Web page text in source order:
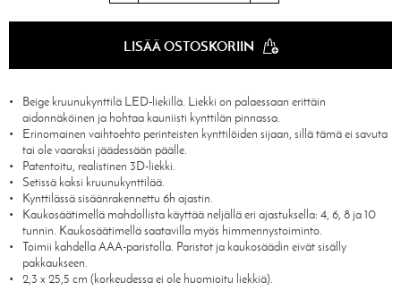
LISÄÄ OSTOSKORIIN
Beige kruunukynttilä LED-liekillä. Liekki on palaessaan erittäin
aidonnäköinen ja hohtaa kauniisti kynttilän pinnassa.
Erinomainen vaihtoehto perinteisten kynttilöiden sijaan, sillä tämä ei savuta
tai ole vaaraksi jäädessään päälle.
Patentoitu, realistinen 3D-liekki.
Setissä kaksi kruunukynttilää.
Kynttilässä sisäänrakennettu 6h ajastin.
Kaukosäätimellä mahdollista käyttää neljällä eri ajastuksella: 4, 6, 8 ja 10
tunnin. Kaukosäätimellä saatavilla myös himmennystoiminto.
Toimii kahdella AAA-paristolla. Paristot ja kaukosäädin eivät sisälly
pakkaukseen.
2,3 x 25,5 cm (korkeudessa ei ole huomioitu liekkiä).